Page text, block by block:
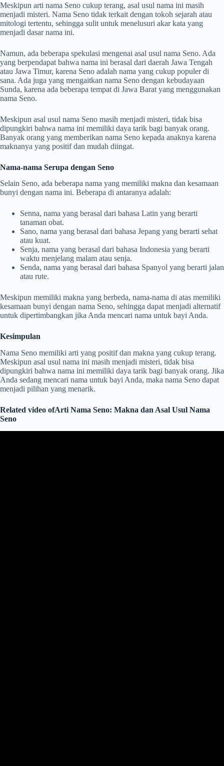
Meskipun arti nama Seno cukup terang, asal usul nama ini masih
menjadi misteri. Nama Seno tidak terkait dengan tokoh sejarah atau
mitologi tertentu, sehingga sulit untuk menelusuri akar kata yang
menjadi dasar nama ini.
Namun, ada beberapa spekulasi mengenai asal usul nama Seno. Ada
yang berpendapat bahwa nama ini berasal dari daerah Jawa Tengah
atau Jawa Timur, karena Seno adalah nama yang cukup populer di
sana. Ada juga yang mengaitkan nama Seno dengan kebudayaan
Sunda, karena ada beberapa tempat di Jawa Barat yang menggunakan
nama Seno.
Meskipun asal usul nama Seno masih menjadi misteri, tidak bisa
dipungkiri bahwa nama ini memiliki daya tarik bagi banyak orang.
Banyak orang yang memberikan nama Seno kepada anaknya karena
maknanya yang positif dan mudah diingat.
Nama-nama Serupa dengan Seno
Selain Seno, ada beberapa nama yang memiliki makna dan kesamaan
bunyi dengan nama ini. Beberapa di antaranya adalah:
Senna, nama yang berasal dari bahasa Latin yang berarti
tanaman obat.
Sano, nama yang berasal dari bahasa Jepang yang berarti sehat
atau kuat.
Senja, nama yang berasal dari bahasa Indonesia yang berarti
waktu menjelang malam atau senja.
Senda, nama yang berasal dari bahasa Spanyol yang berarti jalan
atau rute.
Meskipun memiliki makna yang berbeda, nama-nama di atas memiliki
kesamaan bunyi dengan nama Seno, sehingga dapat menjadi alternatif
untuk dipertimbangkan jika Anda mencari nama untuk bayi Anda.
Kesimpulan
Nama Seno memiliki arti yang positif dan makna yang cukup terang.
Meskipun asal usul nama ini masih menjadi misteri, tidak bisa
dipungkiri bahwa nama ini memiliki daya tarik bagi banyak orang. Jika
Anda sedang mencari nama untuk bayi Anda, maka nama Seno dapat
menjadi pilihan yang menarik.
Related video ofArti Nama Seno: Makna dan Asal Usul Nama
Seno